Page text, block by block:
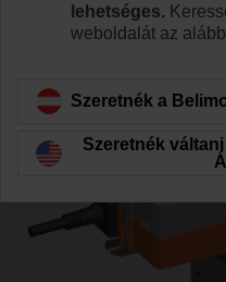
Vissza a
lehetséges.
weboldalát az
Szeretnék a
Szeretnék